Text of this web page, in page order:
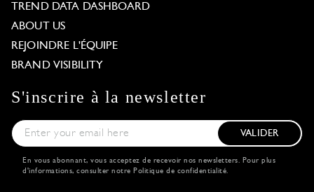
TREND DATA DASHBOARD
ABOUT US
REJOINDRE L'ÉQUIPE
BRAND VISIBILITY
S'inscrire à la newsletter
VALIDER
En vous abonnant, vous acceptez de recevoir nos newsletters. Pour plus
d'informations, consulter notre Politique de confidentialité.